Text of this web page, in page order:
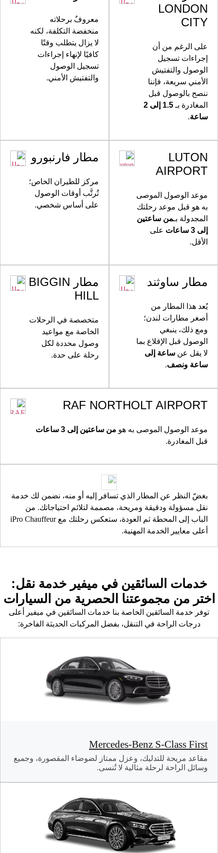
LONDON
CITY
على الرغم من أن
إجراءات تسجيل
الوصول والتفتيش
الأمني سريعة، فإننا
ننصح بالوصول قبل
المغادرة بـ
1.5 إلى 2
ساعة.
معروفٌ برحلاته
منخفضة التكلفة، لكنه
لا يزال يتطلب وقتًا
كافيًا لإنهاء إجراءات
تسجيل الوصول
والتفتيش الأمني.
LUTON
AIRPORT
موعد الوصول الموصى
به هو قبل موعد رحلتك
المجدولة بـمن ساعتين
إلى 3 ساعات
على
الأقل.
مطار فارنبورو
مركز للطيران الخاص؛
تُرتَّب أوقات الوصول
على أساس شخصي.
مطار ساوثند
يُعد هذا المطار من
أصغر مطارات لندن؛
ومع ذلك، ينبغي
الوصول قبل الإقلاع بما
لا يقل عن ساعة إلى
ساعة ونصف.
مطار BIGGIN
HILL
متخصصة في الرحلات
الخاصة مع مواعيد
وصول محددة لكل
رحلة على حدة.
RAF NORTHOLT AIRPORT
موعد الوصول الموصى به هو من ساعتين إلى 3 ساعات
قبل المغادرة.
بغضّ النظر عن المطار الذي تسافر إليه أو منه، نضمن لك خدمة
نقل مسؤولة ودقيقة ومريحة، مصممة لتلائم احتياجاتك. من
الباب إلى المحطة ثم العودة، ستعكس رحلتك مع iPro Chauffeur
أعلى معايير الخدمة المهنية.
خدمات السائقين في ميفير خدمة نقل:
اختر من مجموعتنا الحصرية من السيارات
توفر خدمة السائقين الخاصة بنا خدمات السائقين في ميفير أعلى
درجات الراحة في التنقل، بفضل المركبات الحديثة الفاخرة:
Mercedes-Benz S-Class First
مقاعد مريحة للتدليك، وعزل ممتاز لضوضاء المقصورة، وجميع
وسائل الراحة لرحلة مثالية لا تُنسى.